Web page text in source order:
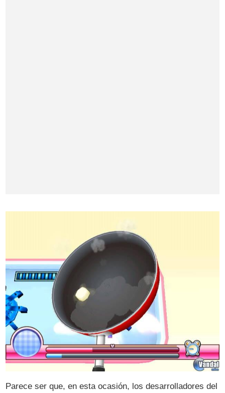
Parece ser que, en esta ocasión, los desarrolladores del